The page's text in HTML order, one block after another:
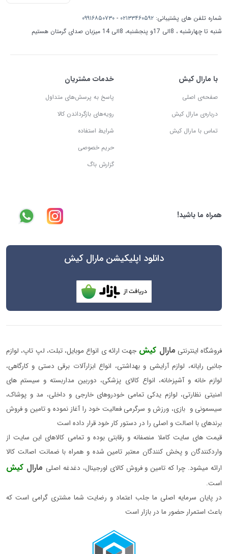
شماره تلفن های پشتیبانی: ۰۲۱۳۳۴۶۰۵۹۲ - ۰۹۹۱۶۸۵۰۷۳۰
شنبه تا چهارشنبه ، 8الی 17و پنجشنبه، 8الی 14 میزبان صدای گرمتان هستیم
با مارال کیش
صفحه‌ی اصلی
درباره‌ی مارال کیش
تماس با مارال کیش
خدمات مشتریان
پاسخ به پرسش‌های متداول
رویه‌های بازگرداندن کالا
شرایط استفاده
حریم خصوصی
گزارش باگ
همراه ما باشید!
دانلود اپلیکیشن مارال کیش
فروشگاه اینترنتی مارال کیش جهت ارائه ی انواع موبایل، تبلت، لپ تاپ، لوازم
جانبی رایانه، لوازم آرایشی و بهداشتی، انواع ابزارآلات برقی دستی و کارگاهی،
لوازم خانه و آشپزخانه، انواع کالای پزشکی، دوربین مداربسته و سیستم های
امنیتی نظارتی، لوازم یدکی تمامی خودروهای خارجی و داخلی، مد و پوشاک،
سیسمونی و بازی، ورزش و سرگرمی فعالیت خود را آغاز نموده و تامین و فروش
برندهای با اصالت و اصلی را در دستور کار خود قرار داده است
قیمت های سایت کاملا منصفانه و رقابتی بوده و تمامی کالاهای این سایت از
واردکنندگان و پخش کنندگان معتبر تامین شده و همراه با ضمانت اصالت کالا
ارائه میشود. چرا که تامین و فروش کالای اورجینال، دغدغه اصلی مارال کیش
است.
در پایان سرمایه اصلی ما جلب اعتماد و رضایت شما مشتری گرامی است که
باعث استمرار حضور ما در بازار است